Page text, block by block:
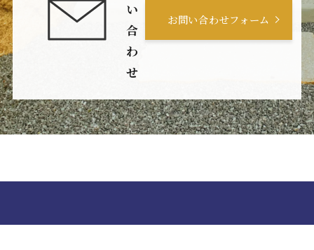
い
合
わ
せ
お問い合わせフォーム